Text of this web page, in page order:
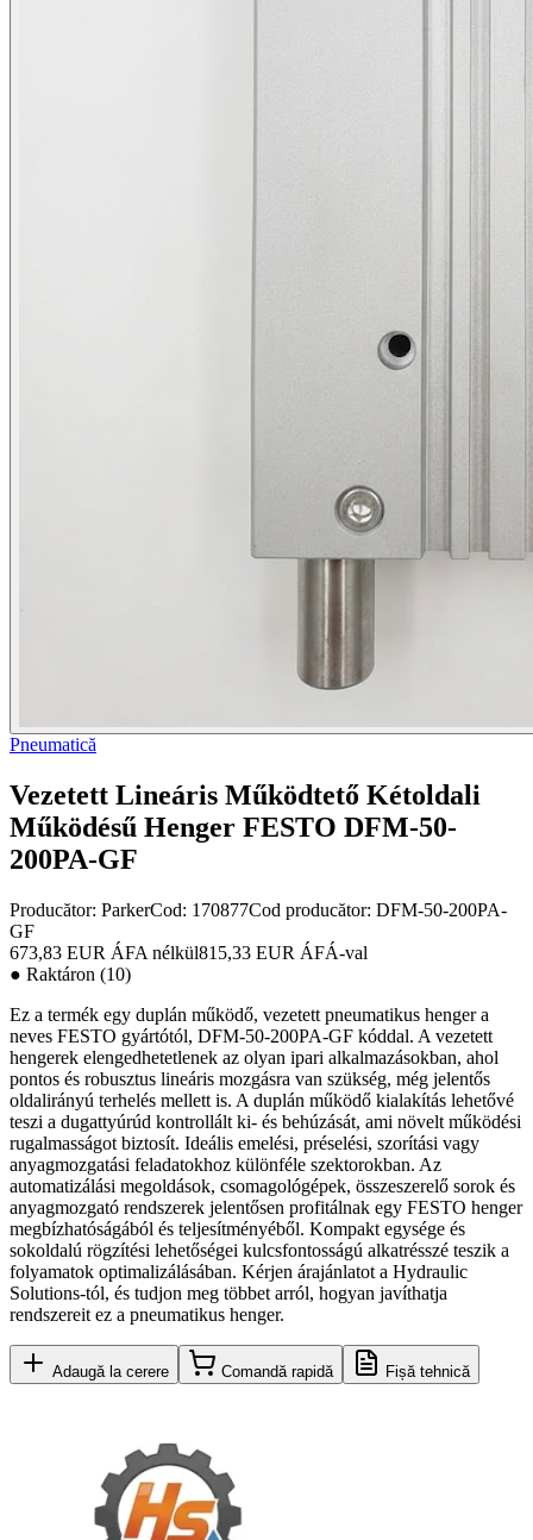
Pneumatică
Vezetett Lineáris Működtető Kétoldali
Működésű Henger FESTO DFM-50-
200PA-GF
Producător: ParkerCod: 170877Cod producător: DFM-50-200PA-
GF
673,83 EUR ÁFA nélkül815,33 EUR ÁFÁ-val
● Raktáron (10)
Ez a termék egy duplán működő, vezetett pneumatikus henger a
neves FESTO gyártótól, DFM-50-200PA-GF kóddal. A vezetett
hengerek elengedhetetlenek az olyan ipari alkalmazásokban, ahol
pontos és robusztus lineáris mozgásra van szükség, még jelentős
oldalirányú terhelés mellett is. A duplán működő kialakítás lehetővé
teszi a dugattyúrúd kontrollált ki- és behúzását, ami növelt működési
rugalmasságot biztosít. Ideális emelési, préselési, szorítási vagy
anyagmozgatási feladatokhoz különféle szektorokban. Az
automatizálási megoldások, csomagológépek, összeszerelő sorok és
anyagmozgató rendszerek jelentősen profitálnak egy FESTO henger
megbízhatóságából és teljesítményéből. Kompakt egysége és
sokoldalú rögzítési lehetőségei kulcsfontosságú alkatrésszé teszik a
folyamatok optimalizálásában. Kérjen árajánlatot a Hydraulic
Solutions-tól, és tudjon meg többet arról, hogyan javíthatja
rendszereit ez a pneumatikus henger.
Adaugă la cerere Comandă rapidă Fișă tehnică